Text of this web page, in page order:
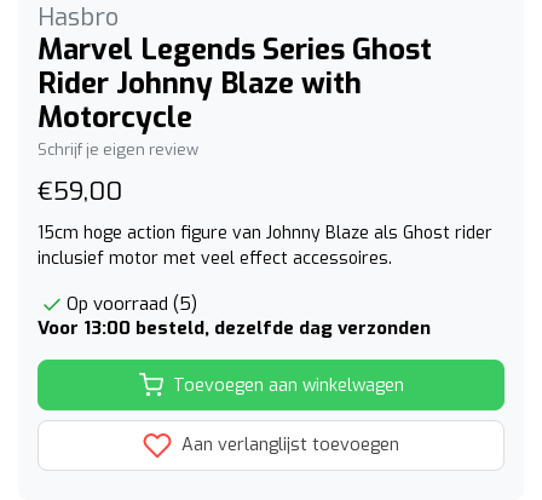
Hasbro
Marvel Legends Series Ghost
Rider Johnny Blaze with
Motorcycle
Schrijf je eigen review
€59,00
15cm hoge action figure van Johnny Blaze als Ghost rider
inclusief motor met veel effect accessoires.
Op voorraad (5)
Voor 13:00 besteld, dezelfde dag verzonden
Toevoegen aan winkelwagen
Aan verlanglijst toevoegen